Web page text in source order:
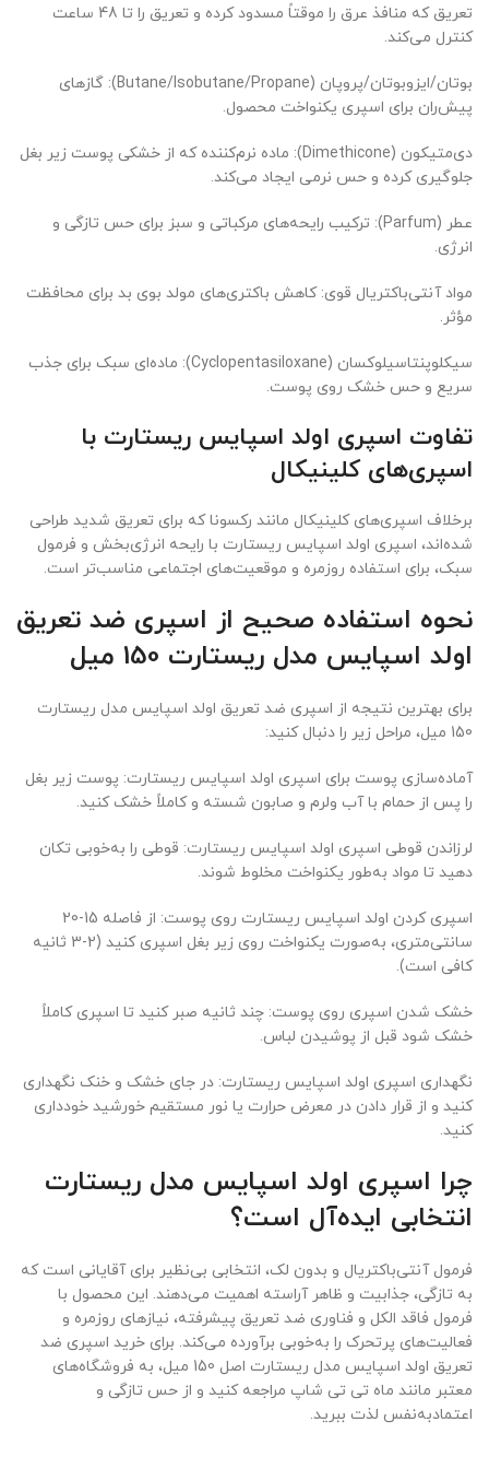
تعریق که منافذ عرق را موقتاً مسدود کرده و تعریق را تا 48 ساعت
کنترل می‌کند.
بوتان/ایزوبوتان/پروپان (Butane/Isobutane/Propane): گازهای
پیش‌ران برای اسپری یکنواخت محصول.
دی‌متیکون (Dimethicone): ماده نرم‌کننده که از خشکی پوست زیر بغل
جلوگیری کرده و حس نرمی ایجاد می‌کند.
عطر (Parfum): ترکیب رایحه‌های مرکباتی و سبز برای حس تازگی و
انرژی.
مواد آنتی‌باکتریال قوی: کاهش باکتری‌های مولد بوی بد برای محافظت
مؤثر.
سیکلوپنتاسیلوکسان (Cyclopentasiloxane): ماده‌ای سبک برای جذب
سریع و حس خشک روی پوست.
تفاوت اسپری اولد اسپایس ریستارت با
اسپری‌های کلینیکال
برخلاف اسپری‌های کلینیکال مانند رکسونا که برای تعریق شدید طراحی
شده‌اند، اسپری اولد اسپایس ریستارت با رایحه انرژی‌بخش و فرمول
سبک، برای استفاده روزمره و موقعیت‌های اجتماعی مناسب‌تر است.
نحوه استفاده صحیح از اسپری ضد تعریق
اولد اسپایس مدل ریستارت 150 میل
برای بهترین نتیجه از اسپری ضد تعریق اولد اسپایس مدل ریستارت
150 میل، مراحل زیر را دنبال کنید:
آماده‌سازی پوست برای اسپری اولد اسپایس ریستارت: پوست زیر بغل
را پس از حمام با آب ولرم و صابون شسته و کاملاً خشک کنید.
لرزاندن قوطی اسپری اولد اسپایس ریستارت: قوطی را به‌خوبی تکان
دهید تا مواد به‌طور یکنواخت مخلوط شوند.
اسپری کردن اولد اسپایس ریستارت روی پوست: از فاصله 15-20
سانتی‌متری، به‌صورت یکنواخت روی زیر بغل اسپری کنید (2-3 ثانیه
کافی است).
خشک شدن اسپری روی پوست: چند ثانیه صبر کنید تا اسپری کاملاً
خشک شود قبل از پوشیدن لباس.
نگهداری اسپری اولد اسپایس ریستارت: در جای خشک و خنک نگهداری
کنید و از قرار دادن در معرض حرارت یا نور مستقیم خورشید خودداری
کنید.
چرا اسپری اولد اسپایس مدل ریستارت
انتخابی ایده‌آل است؟
فرمول آنتی‌باکتریال و بدون لک، انتخابی بی‌نظیر برای آقایانی است که
به تازگی، جذابیت و ظاهر آراسته اهمیت می‌دهند. این محصول با
فرمول فاقد الکل و فناوری ضد تعریق پیشرفته، نیازهای روزمره و
فعالیت‌های پرتحرک را به‌خوبی برآورده می‌کند. برای خرید اسپری ضد
تعریق اولد اسپایس مدل ریستارت اصل 150 میل، به فروشگاه‌های
معتبر مانند ماه تی تی شاپ مراجعه کنید و از حس تازگی و
اعتمادبه‌نفس لذت ببرید.